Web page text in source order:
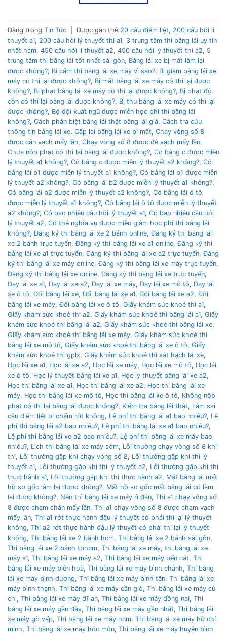
Đăng trong Tin Tức Được gắn thẻ 20 câu điểm liệt, 200 câu hỏi lí
thuyết a1, 200 câu hỏi lý thuyết thi a1, 3 trung tâm thi bằng lái uy tín
nhất hcm, 450 câu hỏi lí thuyết a2, 450 câu hỏi lý thuyết thi a2, 5
trung tâm thi bằng lái tốt nhất sài gòn, Bằng lái xe bị mất làm lại
được không?, Bị cấm thi bằng lái xe máy vì sao?, Bị giam bằng lái xe
máy có thi lại được không?, Bị mất bằng lái xe máy có thi lại được
không?, Bị phạt bằng lái xe máy có thi lại được không?, Bị phạt độ
cồn có thi lại bằng lái được không?, Bị thu bằng lái xe máy có thi lại
được không?, Bộ đội xuất ngũ được miễn học phí thi bằng lái
không?, Cách phân biệt bằng lái thật bằng lái giả, Cách tra cứu
thông tin bằng lái xe, Cấp lại bằng lái xe bị mất, Chạy vòng số 8
được cán vạch mấy lần, Chạy vòng số 8 được đè vạch mấy lần,
Chưa nộp phạt có thi lại bằng lái được không?, Có bằng c được miễn
lý thuyết a1 không?, Có bằng c được miễn lý thuyết a2 không?, Có
bằng lái b1 được miễn lý thuyết a1 không?, Có bằng lái b1 được miễn
lý thuyết a2 không?, Có bằng lái b2 được miễn lý thuyết a1 không?,
Có bằng lái b2 được miễn lý thuyết a2 không?, Có bằng lái ô tô
được miễn lý thuyết a1 không?, Có bằng lái ô tô được miễn lý thuyết
a2 không?, Có bao nhiêu câu hỏi lý thuyết a1, Có bao nhiêu câu hỏi
lý thuyết a2, Có thẻ nghĩa vụ được miễn giảm học phí thi bằng lái
không?,Đăng ký thi bằng lái xe 2 bánh online,Đăng ký thi bằng lái
xe 2 bánh trực tuyến,Đăng ký thi bằng lái xe a1 online,Đăng ký thi
bằng lái xe a1 trực tuyến,Đăng ký thi bằng lái xe a2 trực tuyến,Đăng
ký thi bằng lái xe máy online,Đăng ký thi bằng lái xe máy trực tuyến,
Đăng ký thi bằng lái xe online,Đăng ký thi bằng lái xe trực tuyến,
Dạy lái xe a1, Dạy lái xe a2, Dạy lái xe máy, Dạy lái xe mô tô, Dạy lái
xe ô tô,Đổi bằng lái xe,Đổi bằng lái xe a1,Đổi bằng lái xe a2,Đổi
bằng lái xe máy,Đổi bằng lái xe ô tô, Giấy khám sức khoẻ thi a1,
Giấy khám sức khoẻ thi a2, Giấy khám sức khoẻ thi bằng lái a1, Giấy
khám sức khoẻ thi bằng lái a2, Giấy khám sức khoẻ thi bằng lái xe,
Giấy khám sức khoẻ thi bằng lái xe máy, Giấy khám sức khoẻ thi
bằng lái xe mô tô, Giấy khám sức khoẻ thi bằng lái xe ô tô, Giấy
khám sức khoẻ thi gplx, Giấy khám sức khoẻ thi sát hạch lái xe,
Học lái xe a1, Học lái xe a2, Học lái xe máy, Học lái xe mô tô, Học lái
xe ô tô, Học lý thuyết bằng lái xe a1, Học lý thuyết bằng lái xe a2,
Học thi bằng lái xe a1, Học thi bằng lái xe a2, Học thi bằng lái xe
máy, Học thi bằng lái xe mô tô, Học thi bằng lái xe ô tô, Không nộp
phạt có thi lại bằng lái được không?, Kiểm tra bằng lái thật, Làm sai
câu điểm liệt bị chấm rớt không, Lệ phí thi bằng lái a1 bao nhiêu?, Lệ
phí thi bằng lái a2 bao nhiêu?, Lệ phí thi bằng lái xe a1 bao nhiêu?,
Lệ phí thi bằng lái xe a2 bao nhiêu?, Lệ phí thi bằng lái xe máy bao
nhiêu?, Lịch thi bằng lái xe máy sớm, Lỗi thường chạy vòng số 8 khi
thi, Lỗi thường gặp khi chạy vòng số 8, Lỗi thường gặp khi thi lý
thuyết a1, Lỗi thường gặp khi thi lý thuyết a2, Lỗi thường gặp khi thi
thực hành a1, Lỗi thường gặp khi thi thực hành a2, Mất bằng lái mất
hồ sơ gốc làm lại được không?, Mất hồ sơ gốc mất bằng lái có làm
lại được không?, Nên thì bằng lái xe máy ở đâu, Thi a1 chạy vòng số
8 được chạm chân mấy lần, Thi a1 chạy vòng số 8 được chạm vạch
mấy lần, Thi a1 rớt thực hành đậu lý thuyết có phải thi lại lý thuyết
không, Thi a2 rớt thực hành đậu lý thuyết có phải thi lại lý thuyết
không, Thi bằng lái xe 2 bánh hcm, Thi bằng lái xe 2 bánh sài gòn,
Thi bằng lái xe 2 bánh tphcm, Thi bằng lái xe máy, thi bằng lái xe
máy a1, Thi bằng lái xe máy a2, Thi bằng lái xe máy bến cát, Thi
bằng lái xe máy biên hoà, Thi bằng lái xe máy bình chánh, Thi bằng
lái xe máy bình dương, Thi bằng lái xe máy bình tân, Thi bằng lái xe
máy bình thạnh, Thi bằng lái xe máy cần giờ, Thi bằng lái xe máy củ
chi, Thi bằng lái xe máy dĩ an, Thi bằng lái xe máy đồng nai, Thi
bằng lái xe máy gần đây, Thi bằng lái xe máy gần nhất, Thi bằng lái
xe máy gò vấp, Thi bằng lái xe máy hcm, Thi bằng lái xe máy hồ chí
minh, Thi bằng lái xe máy hóc môn, Thi bằng lái xe máy huyện bình